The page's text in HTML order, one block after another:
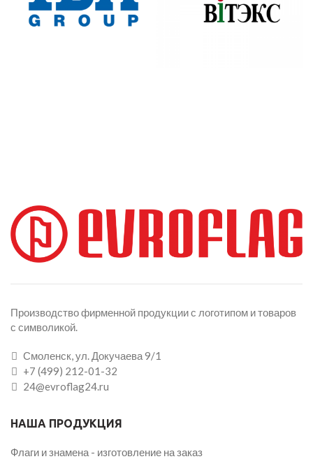
Производство фирменной продукции с логотипом и товаров
с символикой.
Смоленск, ул. Докучаева 9/1
+7 (499) 212-01-32
24@evroflag24.ru
НАША ПРОДУКЦИЯ
Флаги и знамена - изготовление на заказ